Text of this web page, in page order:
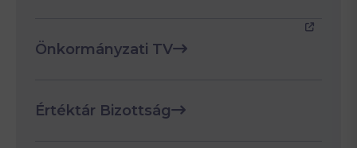
Önkormányzati TV
Értéktár Bizottság